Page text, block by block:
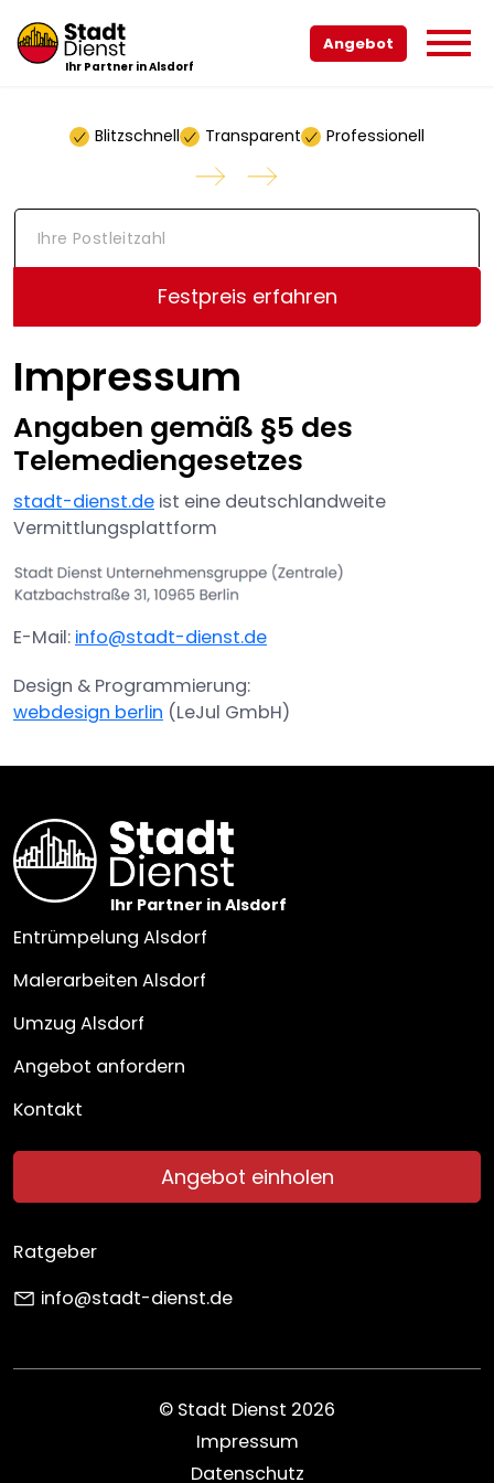
Ihr Partner in Alsdorf
Angebot
Blitzschnell Transparent Professionell
I
o
t
l
i
t
z
a
h
l
Festpreis erfahren
Impressum
Angaben gemäß §5 des
Telemediengesetzes
stadt-dienst.de ist eine deutschlandweite
Vermittlungsplattform
E-Mail: info@stadt-dienst.de
Design & Programmierung:
webdesign berlin (LeJul GmbH)
Ihr Partner in Alsdorf
Entrümpelung Alsdorf
Malerarbeiten Alsdorf
Umzug Alsdorf
Angebot anfordern
Kontakt
Angebot einholen
Ratgeber
info@stadt-dienst.de
© Stadt Dienst 2026
Impressum
Datenschutz